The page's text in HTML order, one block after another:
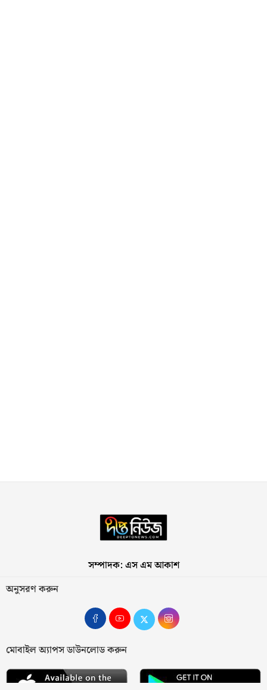
সম্পাদক: এস এম আকাশ
অনুসরণ করুন
মোবাইল অ্যাপস ডাউনলোড করুন